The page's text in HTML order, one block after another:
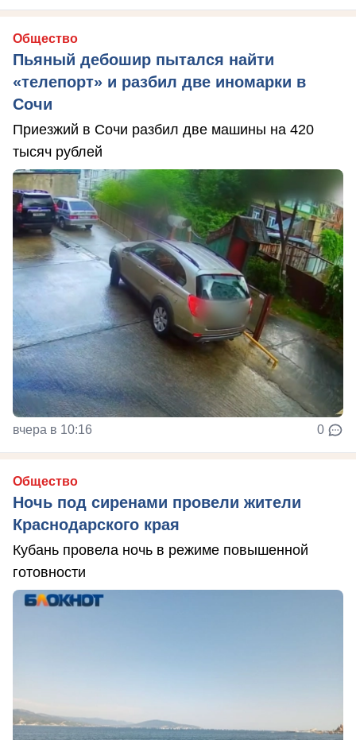
Общество
Пьяный дебошир пытался найти
«телепорт» и разбил две иномарки в
Сочи
Приезжий в Сочи разбил две машины на 420
тысяч рублей
вчера в 10:16 0
Общество
Ночь под сиренами провели жители
Краснодарского края
Кубань провела ночь в режиме повышенной
готовности